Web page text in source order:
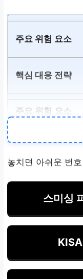
놓치면 아쉬운 번
스미싱